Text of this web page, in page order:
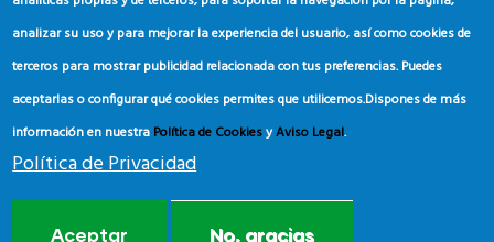
Política de Cookies
analizar su uso y para mejorar la experiencia del usuario, así como cookies de
terceros para mostrar publicidad relacionada con tus preferencias. Puedes
aceptarlas o configurar qué cookies permites que utilicemos.Dispones de más
información en nuestra Política de CookiesyAviso Legal.
Política de Privacidad
Aceptar No, gracias